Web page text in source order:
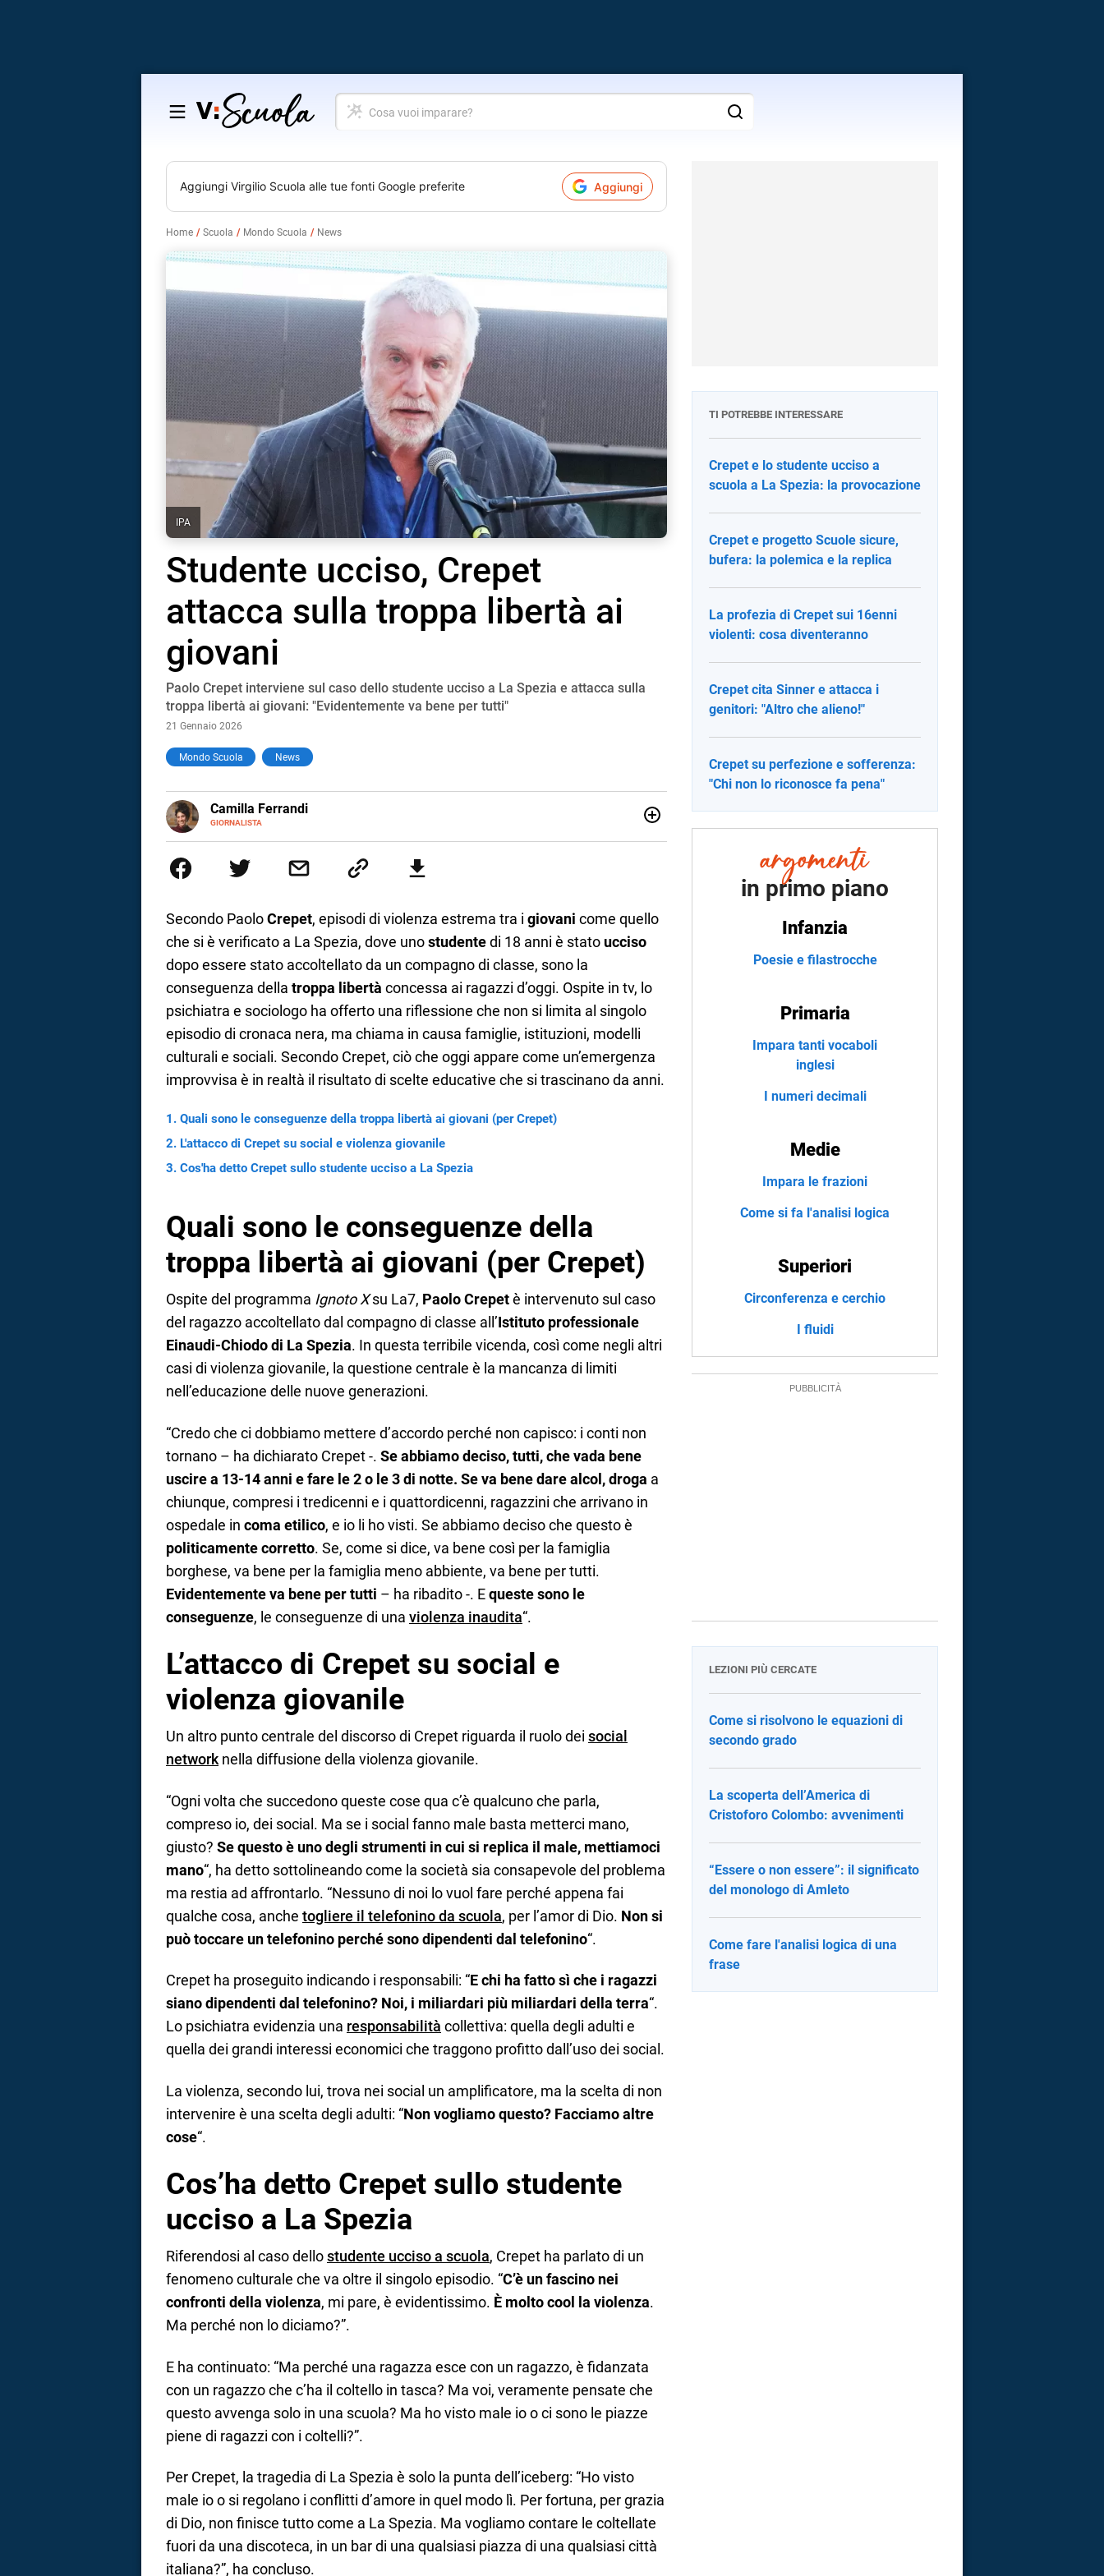
Salta
contenuto
Cosa
vuoi
Aggiungi Virgilio Scuola alle tue fonti Google preferite Aggiungi
Home Scuola Mondo Scuola News
IPA
Studente ucciso, Crepet
attacca sulla troppa libertà ai
giovani
Paolo Crepet interviene sul caso dello studente ucciso a La Spezia e attacca sulla
troppa libertà ai giovani: "Evidentemente va bene per tutti"
21 Gennaio 2026
Mondo Scuola News
Camilla Ferrandi
GIORNALISTA
E-
MAIL
LINKEDIN
più fermata. L’attualità è il mio pane quotidiano, i libri la mia via per evadere e viaggiare con
la mente.
Secondo PaoloCrepet, episodi di violenza estrema tra i giovani come quello
che si è verificato a La Spezia, dove unostudentedi 18 anni è stato ucciso
dopo essere stato accoltellato da un compagno di classe, sono la
conseguenza della troppa libertà concessa ai ragazzi d’oggi. Ospite in tv, lo
psichiatra e sociologo ha offerto una riflessione che non si limita al singolo
episodio di cronaca nera, ma chiama in causa famiglie, istituzioni, modelli
culturali e sociali. Secondo Crepet, ciò che oggi appare come un’emergenza
improvvisa è in realtà il risultato di scelte educative che si trascinano da anni.
Quali sono le conseguenze della troppa libertà ai giovani (per Crepet)
L'attacco di Crepet su social e violenza giovanile
Cos'ha detto Crepet sullo studente ucciso a La Spezia
Quali sono le conseguenze della
troppa libertà ai giovani (per Crepet)
Ospite del programma Ignoto Xsu La7, Paolo Crepetè intervenuto sul caso
del ragazzo accoltellato dal compagno di classe all’Istituto professionale
Einaudi-Chiodo di La Spezia. In questa terribile vicenda, così come negli altri
casi di violenza giovanile, la questione centrale è la mancanza di limiti
nell’educazione delle nuove generazioni.
“Credo che ci dobbiamo mettere d’accordo perché non capisco: i conti non
tornano – ha dichiarato Crepet -. Se abbiamo deciso, tutti, che vada bene
uscire a 13-14 anni e fare le 2 o le 3 di notte. Se va bene dare alcol, droga a
chiunque, compresi i tredicenni e i quattordicenni, ragazzini che arrivano in
ospedale in coma etilico, e io li ho visti. Se abbiamo deciso che questo è
politicamente corretto. Se, come si dice, va bene così per la famiglia
borghese, va bene per la famiglia meno abbiente, va bene per tutti.
Evidentemente va bene per tutti – ha ribadito -. Equeste sono le
conseguenze, le conseguenze di una violenza inaudita“.
L’attacco di Crepet su social e
violenza giovanile
Un altro punto centrale del discorso di Crepet riguarda il ruolo dei social
network nella diffusione della violenza giovanile.
“Ogni volta che succedono queste cose qua c’è qualcuno che parla,
compreso io, dei social. Ma se i social fanno male basta metterci mano,
giusto? Se questo è uno degli strumenti in cui si replica il male, mettiamoci
mano“, ha detto sottolineando come la società sia consapevole del problema
ma restia ad affrontarlo. “Nessuno di noi lo vuol fare perché appena fai
qualche cosa, anche togliere il telefonino da scuola, per l’amor di Dio. Non si
può toccare un telefonino perché sono dipendenti dal telefonino“.
Crepet ha proseguito indicando i responsabili: “E chi ha fatto sì che i ragazzi
siano dipendenti dal telefonino? Noi, i miliardari più miliardari della terra“.
Lo psichiatra evidenzia una responsabilità collettiva: quella degli adulti e
quella dei grandi interessi economici che traggono profitto dall’uso dei social.
La violenza, secondo lui, trova nei social un amplificatore, ma la scelta di non
intervenire è una scelta degli adulti: “Non vogliamo questo? Facciamo altre
cose“.
Cos’ha detto Crepet sullo studente
ucciso a La Spezia
Riferendosi al caso dellostudente ucciso a scuola, Crepet ha parlato di un
fenomeno culturale che va oltre il singolo episodio. “C’è un fascino nei
confronti della violenza, mi pare, è evidentissimo. È molto cool la violenza.
Ma perché non lo diciamo?”.
E ha continuato: “Ma perché una ragazza esce con un ragazzo, è fidanzata
con un ragazzo che c’ha il coltello in tasca? Ma voi, veramente pensate che
questo avvenga solo in una scuola? Ma ho visto male io o ci sono le piazze
piene di ragazzi con i coltelli?”.
Per Crepet, la tragedia di La Spezia è solo la punta dell’iceberg: “Ho visto
male io o si regolano i conflitti d’amore in quel modo lì. Per fortuna, per grazia
di Dio, non finisce tutto come a La Spezia. Ma vogliamo contare le coltellate
fuori da una discoteca, in un bar di una qualsiasi piazza di una qualsiasi città
italiana?”, ha concluso.
TI POTREBBE INTERESSARE
Crepet e lo studente ucciso a
scuola a La Spezia: la provocazione
Crepet e progetto Scuole sicure,
bufera: la polemica e la replica
La profezia di Crepet sui 16enni
violenti: cosa diventeranno
Crepet cita Sinner e attacca i
genitori: "Altro che alieno!"
Crepet su perfezione e sofferenza:
"Chi non lo riconosce fa pena"
in primo piano
Infanzia
Poesie e filastrocche
Primaria
Impara tanti vocaboli
inglesi
I numeri decimali
Medie
Impara le frazioni
Come si fa l'analisi logica
Superiori
Circonferenza e cerchio
I fluidi
LEZIONI PIÙ CERCATE
Come si risolvono le equazioni di
secondo grado
La scoperta dell’America di
Cristoforo Colombo: avvenimenti
“Essere o non essere”: il significato
del monologo di Amleto
Come fare l'analisi logica di una
frase